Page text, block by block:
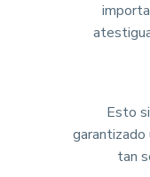
Esto
garantizado
tan